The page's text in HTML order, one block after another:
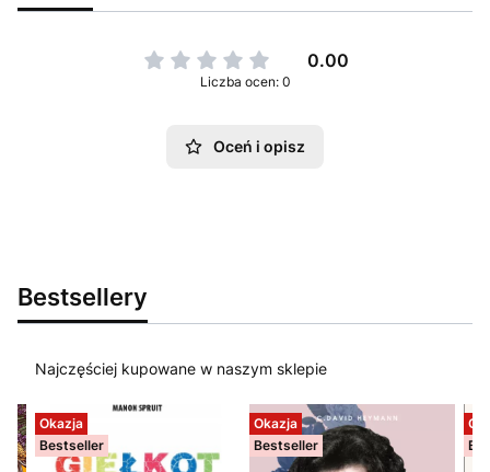
0.00
Liczba ocen: 0
Oceń i opisz
Bestsellery
Najczęściej kupowane w naszym sklepie
Okazja
Bestseller
Okazja
Bestseller